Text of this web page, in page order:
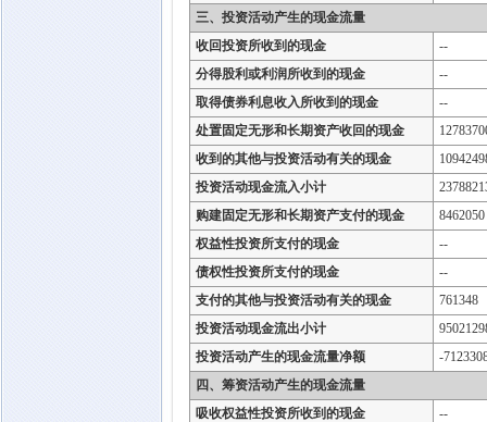
三、投资活动产生的现金流量
收回投资所收到的现金
--
分得股利或利润所收到的现金
--
取得债券利息收入所收到的现金
--
处置固定无形和长期资产收回的现金
收到的其他与投资活动有关的现金
投资活动现金流入小计
购建固定无形和长期资产支付的现金
8462050
权益性投资所支付的现金
--
债权性投资所支付的现金
--
支付的其他与投资活动有关的现金
761348
投资活动现金流出小计
投资活动产生的现金流量净额
-
四、筹资活动产生的现金流量
吸收权益性投资所收到的现金
--